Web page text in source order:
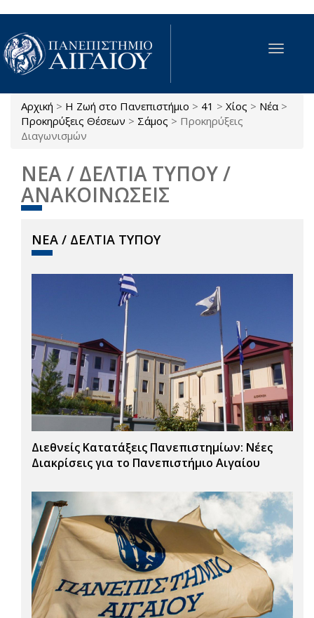
Παράκαμψη προς το κυρίως περιεχόμενο
Toggle
Είστε εδώ
Αρχική > Η Ζωή στο Πανεπιστήμιο > 41 > Χίος > Νέα >
Προκηρύξεις Θέσεων > Σάμος > Προκηρύξεις
Διαγωνισμών
ΝΕΑ / ΔΕΛΤΙΑ ΤΥΠΟΥ /
ΑΝΑΚΟΙΝΩΣΕΙΣ
ΝΕΑ / ΔΕΛΤΙΑ ΤΥΠΟΥ
Διεθνείς Κατατάξεις Πανεπιστημίων: Νέες
Διακρίσεις για το Πανεπιστήμιο Αιγαίου